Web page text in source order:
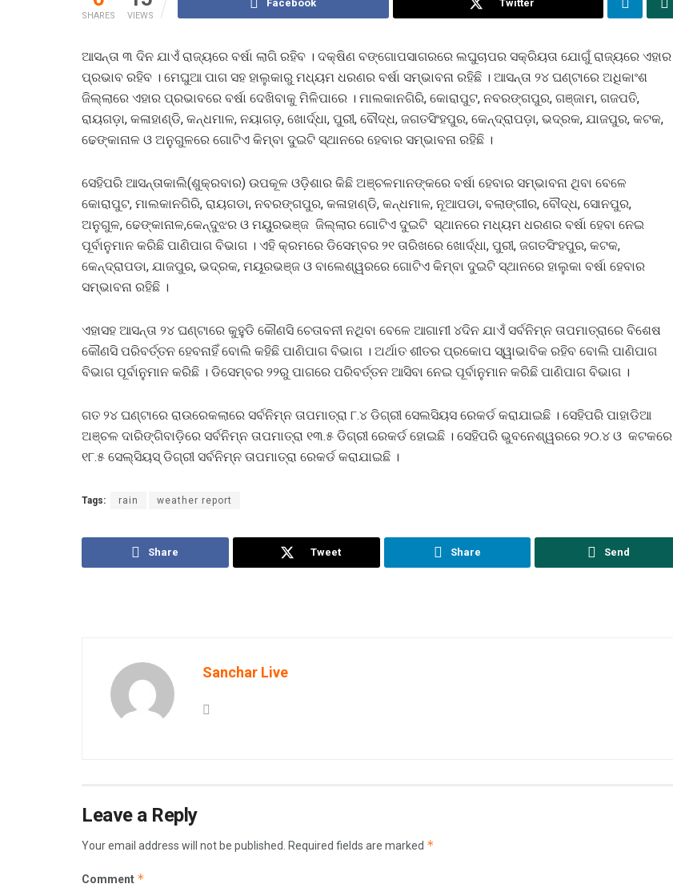
SHARES VIEWS
Facebook Twitter
ଆସନ୍ତା ୩ ଦିନ ଯାଏଁ ରାଜ୍ୟରେ ବର୍ଷା ଲାଗି ରହିବ । ଦକ୍ଷିଣ ବଙ୍ଗୋପସାଗରରେ ଲଘୁଚାପର ସକ୍ରିୟତା ଯୋଗୁଁ ରାଜ୍ୟରେ ଏହାର
ପ୍ରଭାବ ରହିବ । ମେଘୁଆ ପାଗ ସହ ହାଲୁକାରୁ ମଧ୍ୟମ ଧରଣର ବର୍ଷା ସମ୍ଭାବନା ରହିଛି । ଆସନ୍ତା ୨୪ ଘଣ୍ଟାରେ ଅଧିକାଂଶ
ଜିଲ୍ଲାରେ ଏହାର ପ୍ରଭାବରେ ବର୍ଷା ଦେଖିବାକୁ ମିଳିପାରେ । ମାଲକାନଗିରି, କୋରାପୁଟ, ନବରଙ୍ଗପୁର, ଗଞ୍ଜାମ, ଗଜପତି,
ରାୟଗଡ଼ା, କଳାହାଣ୍ଡି, କନ୍ଧମାଳ, ନୟାଗଡ଼, ଖୋର୍ଦ୍ଧା, ପୁରୀ, ବୌଦ୍ଧ, ଜଗତସିଂହପୁର, କେନ୍ଦ୍ରାପଡ଼ା, ଭଦ୍ରକ, ଯାଜପୁର, କଟକ,
ଢେଙ୍କାନାଳ ଓ ଅନୁଗୁଳରେ ଗୋଟିଏ କିମ୍ବା ଦୁଇଟି ସ୍ଥାନରେ ହେବାର ସମ୍ଭାବନା ରହିଛି ।
ସେହିପରି ଆସନ୍ତାକାଲି(ଶୁକ୍ରବାର) ଉପକୂଳ ଓଡ଼ିଶାର କିଛି ଅଞ୍ଚଳମାନଙ୍କରେ ବର୍ଷା ହେବାର ସମ୍ଭାବନା ଥିବା ବେଳେ
କୋରାପୁଟ, ମାଲକାନଗିରି, ରାୟଗଡା, ନବରଙ୍ଗପୁର, କଳାହାଣ୍ଡି, କନ୍ଧମାଳ, ନୂଆପଡା, ବଲାଙ୍ଗୀର, ବୌଦ୍ଧ, ସୋନପୁର,
ଅନୁଗୁଳ, ଢେଙ୍କାନାଳ,କେନ୍ଦୁଝର ଓ ମୟୁରଭଞ୍ଜ ଜିଲ୍ଲାର ଗୋଟିଏ ଦୁଇଟି ସ୍ଥାନରେ ମଧ୍ୟମ ଧରଣର ବର୍ଷା ହେବା ନେଇ
ପୂର୍ବାନୁମାନ କରିଛି ପାଣିପାଗ ବିଭାଗ । ଏହି କ୍ରମରେ ଡିସେମ୍ବର ୨୧ ତାରିଖରେ ଖୋର୍ଦ୍ଧା, ପୁରୀ, ଜଗତସିଂହପୁର, କଟକ,
କେନ୍ଦ୍ରାପଡା, ଯାଜପୁର, ଭଦ୍ରକ, ମୟୂରଭଞ୍ଜ ଓ ବାଲେଶ୍ୱରରେ ଗୋଟିଏ କିମ୍ବା ଦୁଇଟି ସ୍ଥାନରେ ହାଲୁକା ବର୍ଷା ହେବାର
ସମ୍ଭାବନା ରହିଛି ।
ଏହାସହ ଆସନ୍ତା ୨୪ ଘଣ୍ଟାରେ କୁହୁଡି କୌଣସି ଚେତାବନୀ ନଥିବା ବେଳେ ଆଗାମୀ ୪ଦିନ ଯାଏଁ ସର୍ବନିମ୍ନ ତାପମାତ୍ରାରେ ବିଶେଷ
କୌଣସି ପରିବର୍ତ୍ତନ ହେବନାହିଁ ବୋଲି କହିଛି ପାଣିପାଗ ବିଭାଗ । ଅର୍ଥାତ ଶୀତର ପ୍ରକୋପ ସ୍ୱାଭାବିକ ରହିବ ବୋଲି ପାଣିପାଗ
ବିଭାଗ ପୂର୍ବାନୁମାନ କରିଛି । ଡିସେମ୍ବର ୨୨ରୁ ପାଗରେ ପରିବର୍ତ୍ତନ ଆସିବା ନେଇ ପୂର୍ବାନୁମାନ କରିଛି ପାଣିପାଗ ବିଭାଗ ।
ଗତ ୨୪ ଘଣ୍ଟାରେ ରାଉରେକଲାରେ ସର୍ବନିମ୍ନ ତାପମାତ୍ରା ୮.୪ ଡିଗ୍ରୀ ସେଲସିୟସ ରେକର୍ଡ କରାଯାଇଛି । ସେହିପରି ପାହାଡିଆ
ଅଞ୍ଚଳ ଦାରିଙ୍ଗିବାଡ଼ିରେ ସର୍ବନିମ୍ନ ତାପମାତ୍ରା ୧୩.୫ ଡିଗ୍ରୀ ରେକର୍ଡ ହୋଇଛି । ସେହିପରି ଭୁବନେଶ୍ୱରରେ ୨୦.୪ ଓ କଟକରେ
୧୮.୫ ସେଲ୍‌ସିୟସ୍‌ ଡିଗ୍ରୀ ସର୍ବନିମ୍ନ ତାପମାତ୍ରା ରେକର୍ଡ କରାଯାଇଛି ।
Tags: rain weather report
Share Tweet Share Send
Sanchar Live
Leave a Reply
Your email address will not be published. Required fields are marked *
Comment *